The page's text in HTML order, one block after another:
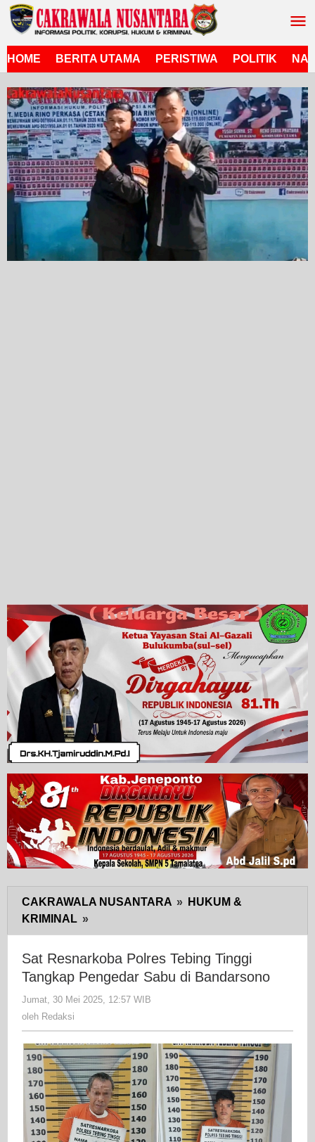
Lewati
ke
HOME
BERITA UTAMA PERISTIWA POLITIK
CAKRAWALA NUSANTARA » HUKUM &
KRIMINAL »
Resnarkoba
Polres
Tebing
Tinggi
Tangkap
di
Bandarsono
Sat Resnarkoba Polres Tebing Tinggi
Tangkap Pengedar Sabu di Bandarsono
Jumat, 30 Mei 2025, 12:57 WIB
oleh Redaksi